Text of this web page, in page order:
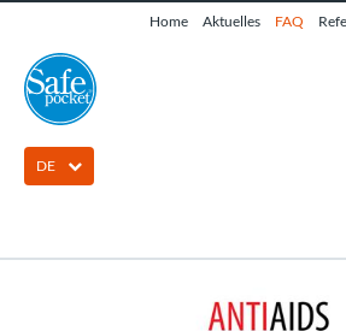
Home Aktuelles FAQ
DE